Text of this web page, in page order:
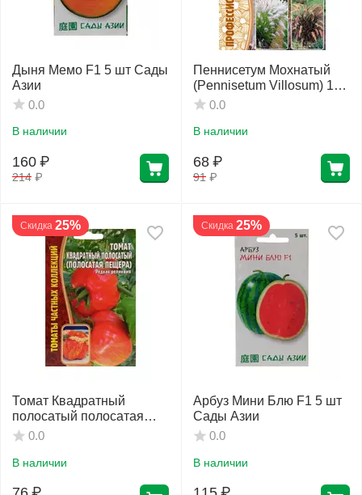
Дыня Мемо F1 5 шт Сады
Азии
0.0
В наличии
214 ₽
160 ₽
Пеннисетум Мохнатый
(Pennisetum Villosum) 10
шт РЕДКИЕ СЕМЕНА
0.0
В наличии
91 ₽
68 ₽
Скидка 25%
Томат Квадратный
полосатый полосатая
пещера 10 шт РЕДКИЕ
0.0
В наличии
Скидка 25%
Арбуз Мини Блю F1 5 шт
Сады Азии
0.0
В наличии